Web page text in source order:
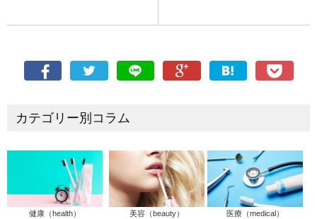
カテゴリー別コラム
健康（health） 美容（beauty） 医療（medical）